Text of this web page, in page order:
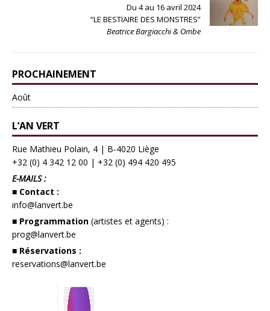
Du 4 au 16 avril 2024
“LE BESTIAIRE DES MONSTRES”
Beatrice Bargiacchi & Ombe
PROCHAINEMENT
Août
L’AN VERT
Rue Mathieu Polain, 4 | B-4020 Liège
+32 (0) 4 342 12 00 | +32 (0) 494 420 495
E-MAILS :
■ Contact :
info@lanvert.be
■ Programmation (artistes et agents) :
prog@lanvert.be
■ Réservations :
reservations@lanvert.be